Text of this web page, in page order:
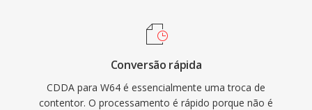
Conversão rápida
CDDA para W64 é essencialmente uma troca de
contentor. O processamento é rápido porque não é